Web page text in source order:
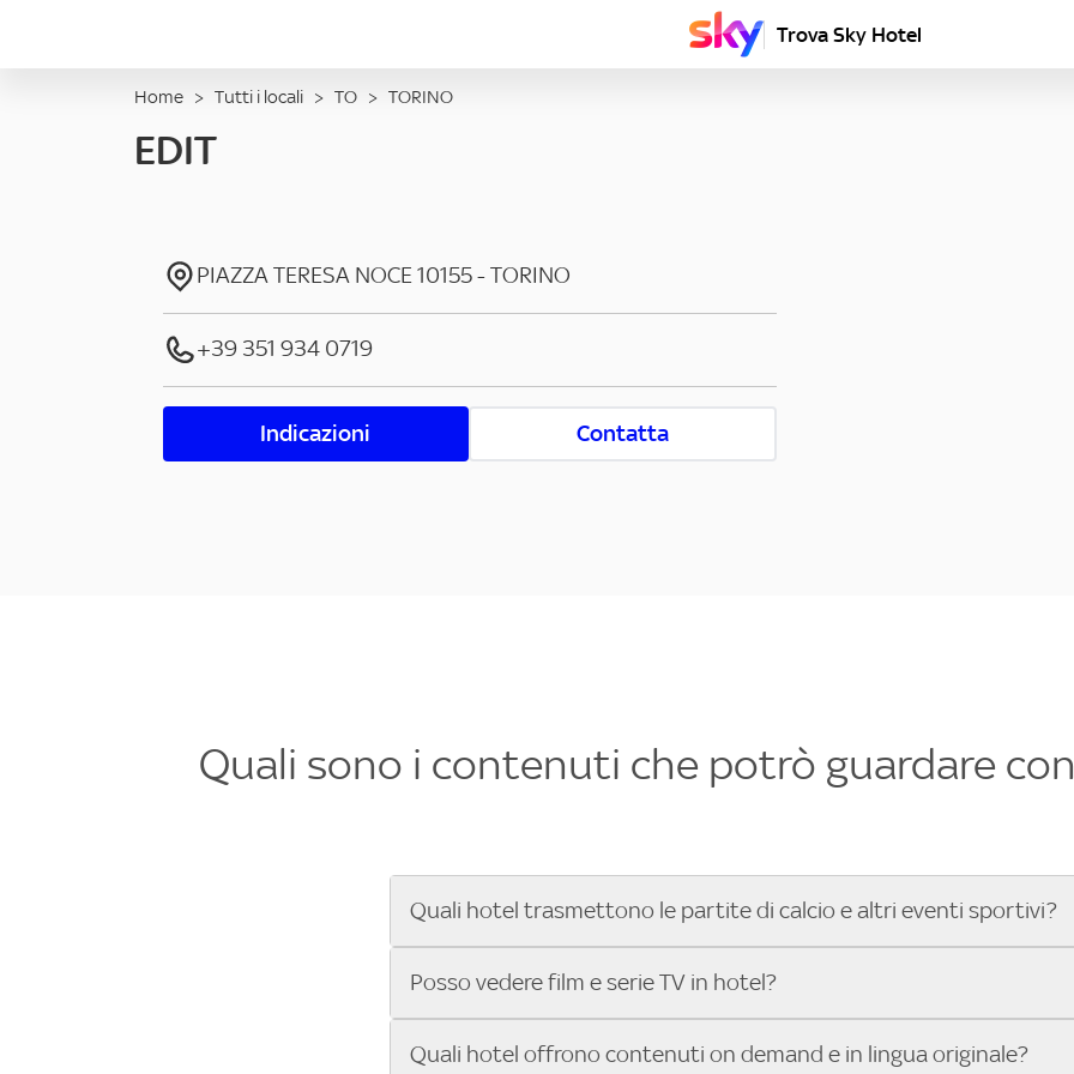
Trova Sky Hotel
Home > Tutti i locali > TO > TORINO
EDIT
PIAZZA TERESA NOCE10155-TORINO
+39 351 934 0719
Indicazioni Contatta
Quali sono i contenuti che potrò guardare
Quali hotel trasmettono le partite di calcio e altri eventi sportivi?
Se cerchi un hotel dove poter vedere le partite di Serie A, UEFA Champions
che trasmette gli eventi sportivi.
Posso vedere film e serie TV in hotel?
Sì, gli hotel che hanno Sky in camera offrono una vasta selezione di film
Quali hotel offrono contenuti on demand e in lingua originale?